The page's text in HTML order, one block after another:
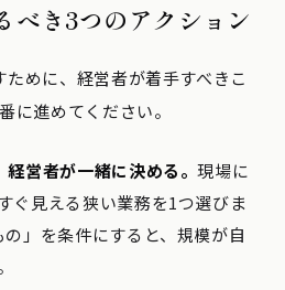
べき3つのアクション
めに、経営者が着手すべきこ
に進めてください。
営者が一緒に決める。現場に
ぐ見える狭い業務を1つ選びま
」を条件にすると、規模が自